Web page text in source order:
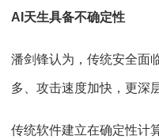
AI天生具备不确定性
潘剑锋认为，传统安全面
多、攻击速度加快，更深
传统软件建立在确定性计